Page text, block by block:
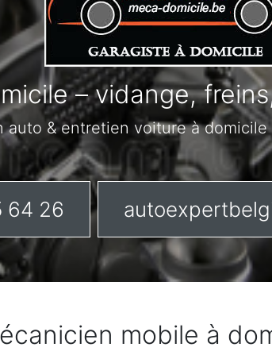
– vidange,
auto & entretien voiture à
64 26
mobile à